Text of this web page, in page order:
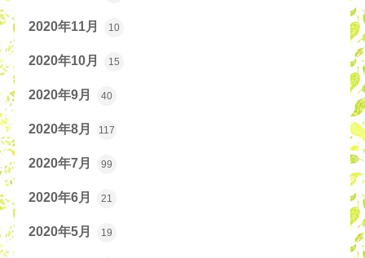
2020年11月 10
2020年10月 15
2020年9月 40
2020年8月 117
2020年7月 99
2020年6月 21
2020年5月 19